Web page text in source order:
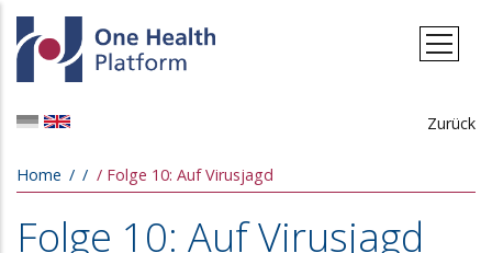
Skip to main content
Zurück
Breadcrumb
Home Folge 10: Auf Virusjagd
Folge 10: Auf Virusjagd